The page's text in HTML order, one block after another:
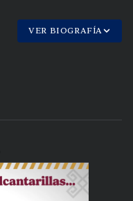
VER BIOGRAFÍA